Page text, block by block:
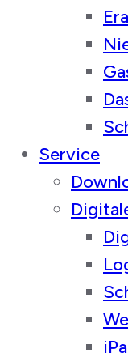
Service